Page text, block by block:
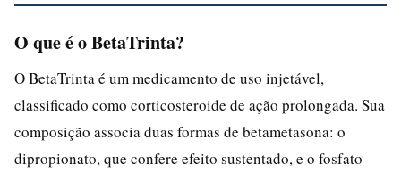
O que é o BetaTrinta?
O BetaTrinta é um medicamento de uso injetável,
classificado como corticosteroide de ação prolongada. Sua
composição associa duas formas de betametasona: o
dipropionato, que confere efeito sustentado, e o fosfato